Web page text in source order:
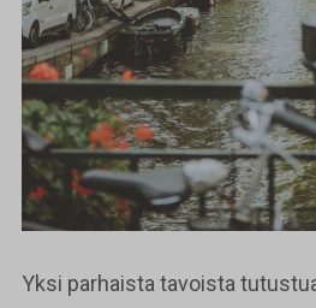
Yksi parhaista tavoista